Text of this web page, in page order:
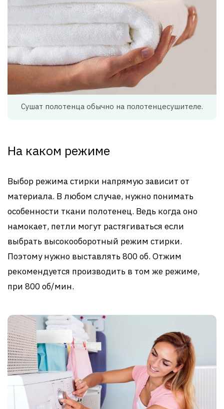
Сушат полотенца обычно на полотенцесушителе.
На каком режиме
Выбор режима стирки напрямую зависит от
материала. В любом случае, нужно понимать
особенности ткани полотенец. Ведь когда оно
намокает, петли могут растягиваться если
выбрать высокооборотный режим стирки.
Поэтому нужно выставлять 800 об. Отжим
рекомендуется производить в том же режиме,
при 800 об/мин.